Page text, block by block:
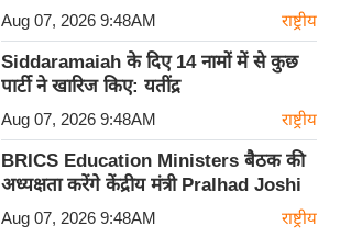
Aug 07, 2026 9:48AM राष्ट्रीय
Siddaramaiah के दिए 14 नामों में से कुछ
पार्टी ने खारिज किए: यतींद्र
Aug 07, 2026 9:48AM राष्ट्रीय
BRICS Education Ministers बैठक की
अध्यक्षता करेंगे केंद्रीय मंत्री Pralhad Joshi
Aug 07, 2026 9:48AM राष्ट्रीय